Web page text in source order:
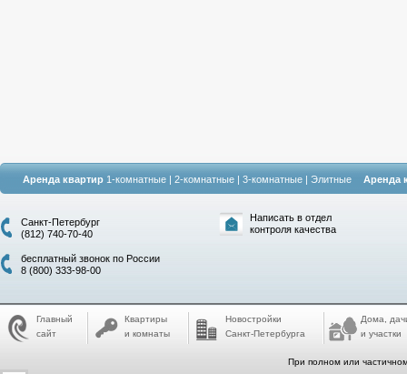
Аренда квартир 1-комнатные | 2-комнатные | 3-комнатные | Элитные Аренда
Санкт-Петербург
(812) 740-70-40
бесплатный звонок по России
8 (800) 333-98-00
Написать в отдел
контроля качества
Главный
сайт
Квартиры
и комнаты
Новостройки
Санкт-Петербурга
Дома,
и участки
При полном или